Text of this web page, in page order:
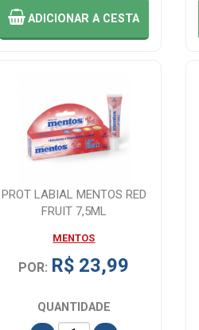
ADICIONARA CESTA
PROT LABIAL MENTOS RED
FRUIT 7,5ML
MENTOS
POR: R$ 23,99
QUANTIDADE